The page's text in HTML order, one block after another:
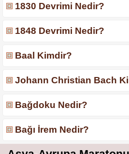
1830 Devrimi Nedir?
1848 Devrimi Nedir?
Baal Kimdir?
Johann Christian Bach
Bağdoku Nedir?
Bağı İrem Nedir?